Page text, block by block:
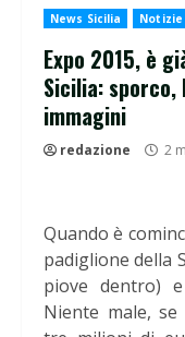
News Sicilia
Expo 2015, è
Sicilia:
immagini
redazione 2
Quando è
padiglione della
piove dentro)
Niente male, se